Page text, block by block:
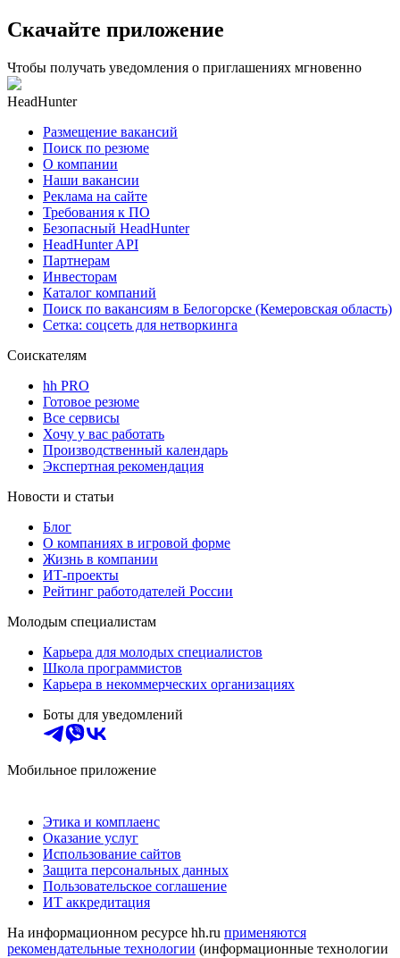
Скачайте приложение
Чтобы получать уведомления о приглашениях мгновенно
HeadHunter
Размещение вакансий
Поиск по резюме
О компании
Наши вакансии
Реклама на сайте
Требования к ПО
Безопасный HeadHunter
HeadHunter API
Партнерам
Инвесторам
Каталог компаний
Поиск по вакансиям в Белогорске (Кемеровская область)
Сетка: соцсеть для нетворкинга
Соискателям
hh PRO
Готовое резюме
Все сервисы
Хочу у вас работать
Производственный календарь
Экспертная рекомендация
Новости и статьи
Блог
О компаниях в игровой форме
Жизнь в компании
ИТ-проекты
Рейтинг работодателей России
Молодым специалистам
Карьера для молодых специалистов
Школа программистов
Карьера в некоммерческих организациях
Боты для уведомлений
Мобильное приложение
Этика и комплаенс
Оказание услуг
Использование сайтов
Защита персональных данных
Пользовательское соглашение
ИТ аккредитация
На информационном ресурсе hh.ru применяются
рекомендательные технологии (информационные технологии